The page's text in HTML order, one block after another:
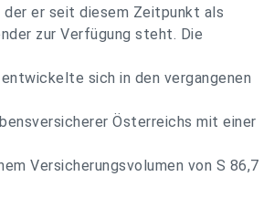
der er seit diesem Zeitpunkt als
zur Verfügung steht. Die
sich in den vergangenen
Österreichs mit einer
Versicherungsvolumen von S 86,7